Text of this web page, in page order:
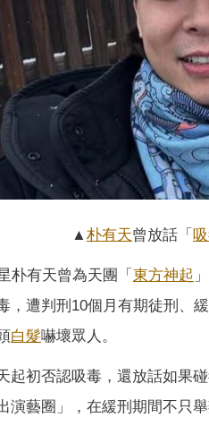
▲朴有天曾放話「
朴有天曾為天團「 東方神起
，遭判刑10個月有期徒刑、
白髮嚇壞眾人。
起初否認吸毒，還放話如果
演藝圈」，在緩刑期間不只